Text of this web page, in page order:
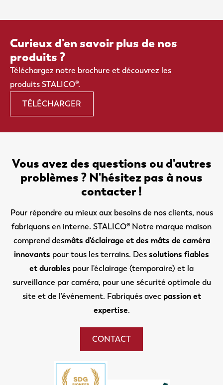
Curieux d'en savoir plus de nos
produits ?
Téléchargez notre brochure et découvrez les
produits STALICO®.
TÉLÉCHARGER
Vous avez des questions ou d'autres
problèmes ? N'hésitez pas à nous
contacter !
Pour répondre au mieux aux besoins de nos clients, nous
fabriquons en interne. STALICO® Notre marque maison
comprend desmâts d'éclairage et des mâts de caméra
innovants pour tous les terrains. Des solutions fiables
et durables pour l'éclairage (temporaire) et la
surveillance par caméra, pour une sécurité optimale du
site et de l'événement. Fabriqués avec passion et
expertise.
CONTACT